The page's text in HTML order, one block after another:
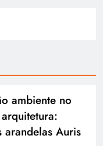
ambiente no
arandelas Auris